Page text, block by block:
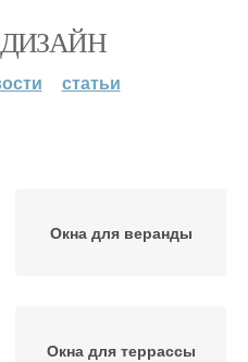
статьи
Окна для веранды
Окна для террассы